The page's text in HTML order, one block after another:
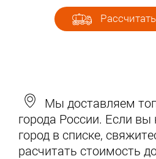
Мы доставляем
города России. Если
город в списке,
расчитать стоимость